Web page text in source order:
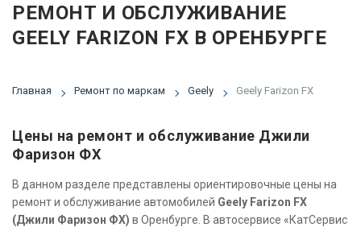
РЕМОНТ И ОБСЛУЖИВАНИЕ
GEELY FARIZON FX В ОРЕНБУРГЕ
Главная Ремонт по маркам Geely Geely Farizon FX
Цены на ремонт и обслуживание Джили
Фаризон ФХ
В данном разделе представлены ориентировочные цены на
ремонт и обслуживание автомобилей Geely Farizon FX
(Джили Фаризон ФХ) в Оренбурге. В автосервисе «КатСервис